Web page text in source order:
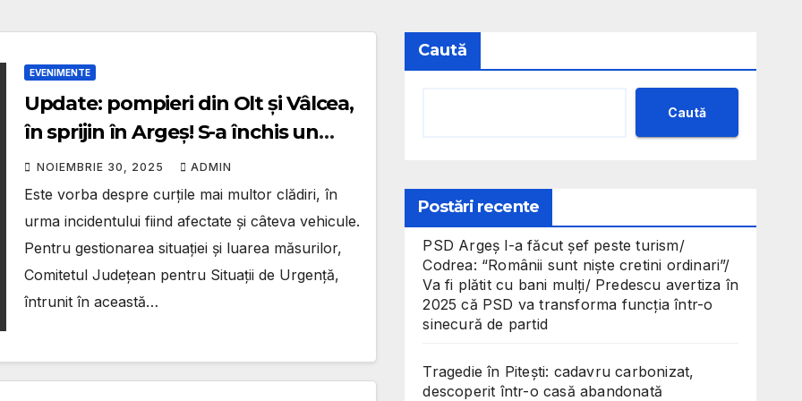
EVENIMENTE
Update: pompieri din Olt și Vâlcea,
în sprijin în Argeș! S-a închis un
baraj ca să scadă nivelul râului
NOIEMBRIE 30, 2025 ADMIN
Este vorba despre curțile mai multor clădiri, în
urma incidentului fiind afectate și câteva vehicule.
Pentru gestionarea situației și luarea măsurilor,
Comitetul Județean pentru Situații de Urgență,
întrunit în această…
Caută
Caută
Postări recente
PSD Argeș l-a făcut șef peste turism/
Codrea: “Românii sunt niște cretini ordinari”/
Va fi plătit cu bani mulți/ Predescu avertiza în
2025 că PSD va transforma funcția într-o
sinecură de partid
Tragedie în Pitești: cadavru carbonizat,
descoperit într-o casă abandonată